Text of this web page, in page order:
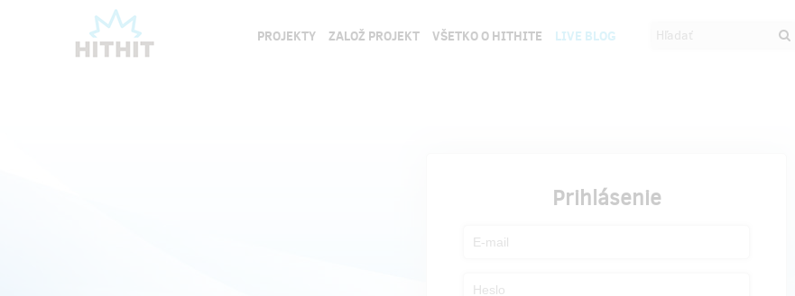
PROJEKTY ZALOŽ PROJEKT VŠETKO O HITHITE LIVE BLOG
Prihlásenie